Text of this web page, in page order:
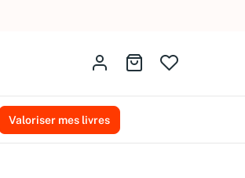
Identifiez-vousAller au panier
Valoriser mes livres